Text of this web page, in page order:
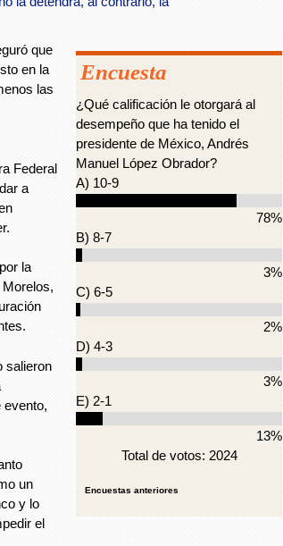
que
en la
las
Federal
a
la
salieron
evento,
un
y lo
el
Encuesta
¿Qué calificación le otorgará al
desempeño que ha tenido el
presidente de México, Andrés
Manuel López Obrador?
A) 10-9
78%
B) 8-7
3%
C) 6-5
2%
D) 4-3
3%
E) 2-1
13%
Total de votos: 2024
Encuestas anteriores